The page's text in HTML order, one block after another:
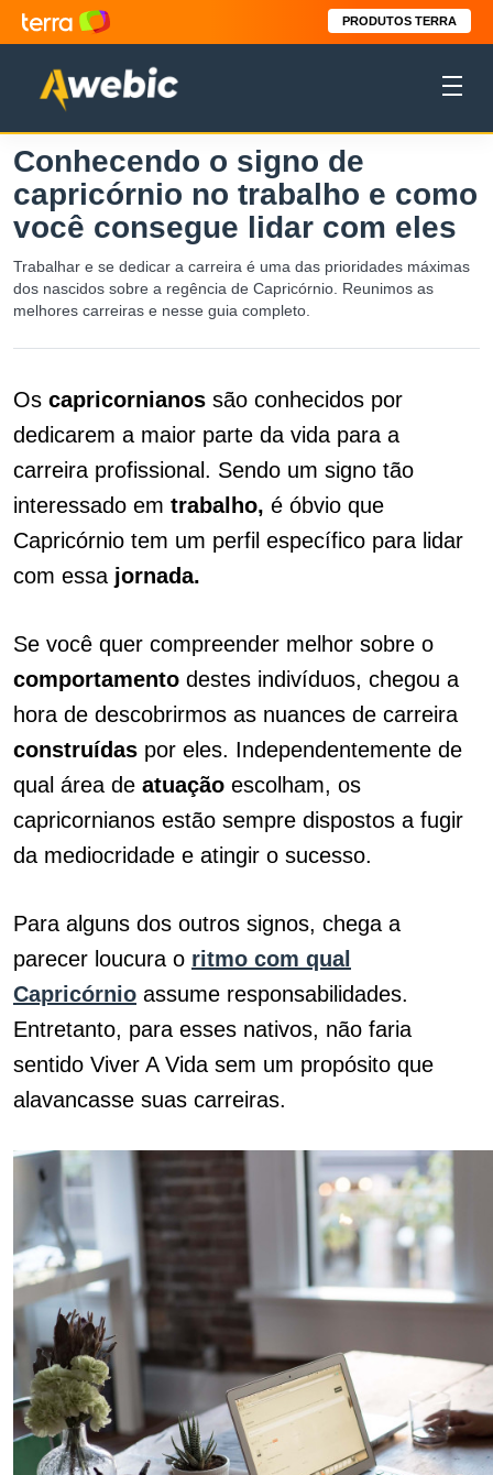
PRODUTOS TERRA
Conhecendo o signo de
capricórnio no trabalho e como
você consegue lidar com eles
Trabalhar e se dedicar a carreira é uma das prioridades máximas
dos nascidos sobre a regência de Capricórnio. Reunimos as
melhores carreiras e nesse guia completo.
Os capricornianos são conhecidos por
dedicarem a maior parte da vida para a
carreira profissional. Sendo um signo tão
interessado em trabalho, é óbvio que
Capricórnio tem um perfil específico para lidar
com essa jornada.
Se você quer compreender melhor sobre o
comportamento destes indivíduos, chegou a
hora de descobrirmos as nuances de carreira
construídas por eles. Independentemente de
qual área de atuação escolham, os
capricornianos estão sempre dispostos a fugir
da mediocridade e atingir o sucesso.
Para alguns dos outros signos, chega a
parecer loucura o ritmo com qual
Capricórnio assume responsabilidades.
Entretanto, para esses nativos, não faria
sentido Viver A Vida sem um propósito que
alavancasse suas carreiras.